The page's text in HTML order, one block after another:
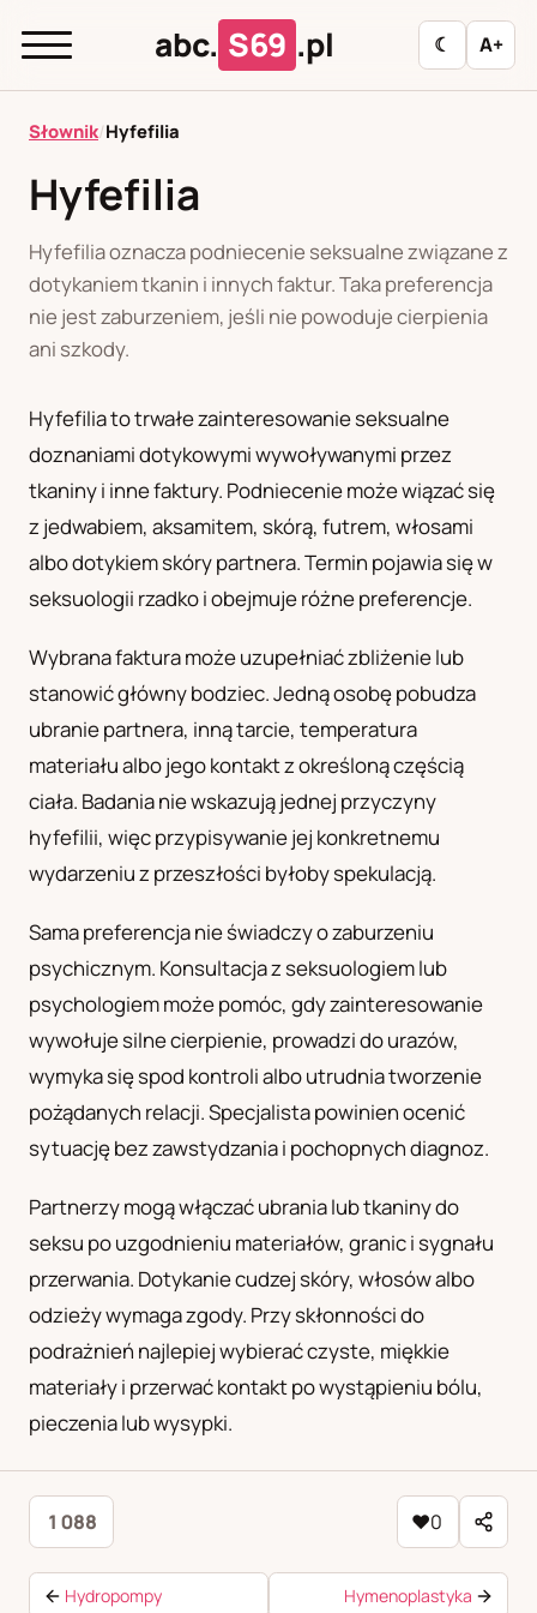
abc. S69 .pl ☾ A+
J
K L M N O P R
S
T
U W Z Ł
Polityka redakcyjna
Polski Русский
UA
Українська
Słownik/Hyfefilia
Hyfefilia
Hyfefilia oznacza podniecenie seksualne związane z
dotykaniem tkanin i innych faktur. Taka preferencja
nie jest zaburzeniem, jeśli nie powoduje cierpienia
ani szkody.
Hyfefilia to trwałe zainteresowanie seksualne
doznaniami dotykowymi wywoływanymi przez
tkaniny i inne faktury. Podniecenie może wiązać się
z jedwabiem, aksamitem, skórą, futrem, włosami
albo dotykiem skóry partnera. Termin pojawia się w
seksuologii rzadko i obejmuje różne preferencje.
Wybrana faktura może uzupełniać zbliżenie lub
stanowić główny bodziec. Jedną osobę pobudza
ubranie partnera, inną tarcie, temperatura
materiału albo jego kontakt z określoną częścią
ciała. Badania nie wskazują jednej przyczyny
hyfefilii, więc przypisywanie jej konkretnemu
wydarzeniu z przeszłości byłoby spekulacją.
Sama preferencja nie świadczy o zaburzeniu
psychicznym. Konsultacja z seksuologiem lub
psychologiem może pomóc, gdy zainteresowanie
wywołuje silne cierpienie, prowadzi do urazów,
wymyka się spod kontroli albo utrudnia tworzenie
pożądanych relacji. Specjalista powinien ocenić
sytuację bez zawstydzania i pochopnych diagnoz.
Partnerzy mogą włączać ubrania lub tkaniny do
seksu po uzgodnieniu materiałów, granic i sygnału
przerwania. Dotykanie cudzej skóry, włosów albo
odzieży wymaga zgody. Przy skłonności do
podrażnień najlepiej wybierać czyste, miękkie
materiały i przerwać kontakt po wystąpieniu bólu,
pieczenia lub wysypki.
1 088 ♥0
Hydropompy Hymenoplastyka